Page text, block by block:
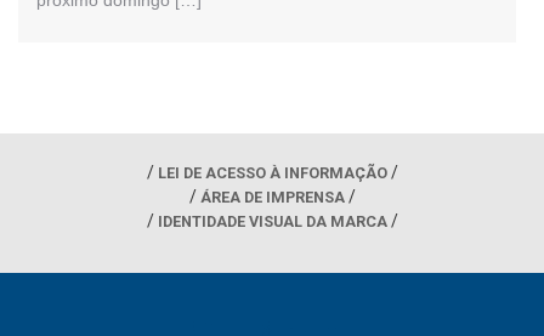
LEI DE ACESSO À INFORMAÇÃO
ÁREA DE IMPRENSA
IDENTIDADE VISUAL DA MARCA